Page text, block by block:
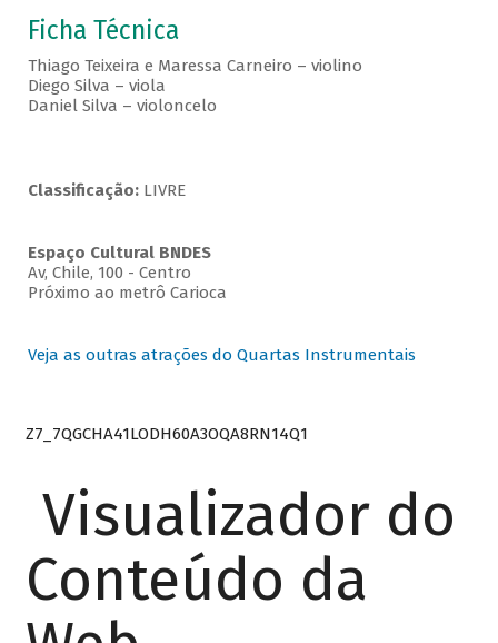
Ficha Técnica
Thiago Teixeira e Maressa Carneiro – violino
Diego Silva – viola
Daniel Silva – violoncelo
Classificação: LIVRE
Espaço Cultural BNDES
Av, Chile, 100 - Centro
Próximo ao metrô Carioca
Veja as outras atrações do Quartas Instrumentais
Z7_7QGCHA41LODH60A3OQA8RN14Q1
Visualizador do
Conteúdo da